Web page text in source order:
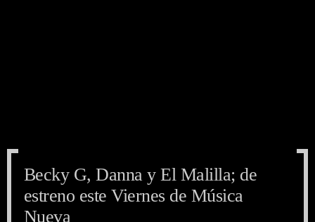
Becky G, Danna y El Malilla; de
estreno este Viernes de Música
Nueva
Becky G, Danna y El Malilla; de
estreno este Viernes de Música
Nueva
Becky G, Danna y El Malilla; de
estreno este Viernes de Música
Nueva